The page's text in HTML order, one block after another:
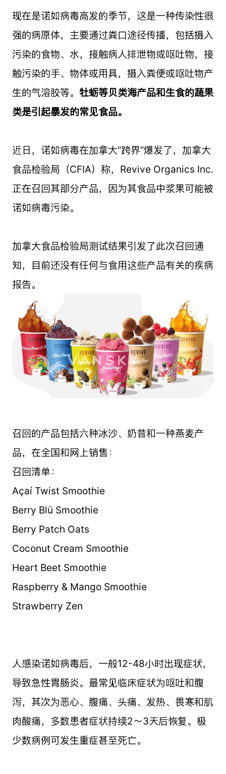
现在是诺如病毒高发的季节，这是一种传染性很
强的病原体，主要通过粪口途径传播，包括摄入
污染的食物、水，接触病人排泄物或呕吐物，接
触污染的手、物体或用具，摄入粪便或呕吐物产
生的气溶胶等。 牡蛎等贝类海产品和生食的蔬果
类是引起暴发的常见食品。
近日，诺如病毒在加拿大“跨界”爆发了，加拿大
食品检验局（CFIA）称，Revive Organics Inc.
正在召回其部分产品，因为其食品中浆果可能被
诺如病毒污染。
加拿大食品检验局测试结果引发了此次召回通
知，目前还没有任何与食用这些产品有关的疾病
报告。
召回的产品包括六种冰沙、奶昔和一种燕麦产
品，在全国和网上销售：
召回清单：
Açaí Twist Smoothie
Berry Blü Smoothie
Berry Patch Oats
Coconut Cream Smoothie
Heart Beet Smoothie
Raspberry & Mango Smoothie
Strawberry Zen
人感染诺如病毒后，一般12-48小时出现症状，
导致急性胃肠炎。最常见临床症状为呕吐和腹
泻，其次为恶心、腹痛、头痛、发热、畏寒和肌
肉酸痛，多数患者症状持续2～3天后恢复。极
少数病例可发生重症甚至死亡。